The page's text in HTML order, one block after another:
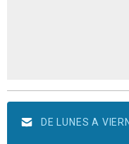
DE LUNES A